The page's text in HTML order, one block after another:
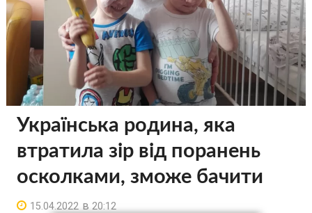
Українська родина, яка
втратила зір від поранень
осколками, зможе бачити
15.04.2022 в 20:12